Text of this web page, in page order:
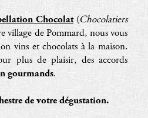
Chocolat(Chocolatiers
village de Pommard, nous vous
vins et chocolats à la maison.
plus de plaisir, des accords
gourmands.
de votre dégustation.